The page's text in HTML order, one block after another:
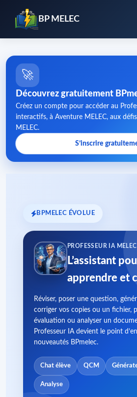
BP MELEC
🚀
Découvrez gratuitement
Créez un compte pour accéder au
interactifs, à Aventure MELEC, aux
MELEC.
S’inscrire
BPMELEC ÉVOLUE
PROFESSEUR IA MELEC
L’assistant
apprendre et
Réviser, poser une question,
corriger vos copies ou un fichier,
évaluation ou analyser un
Professeur IA devient le point
nouveautés BPmelec.
Chat élève QCM
Analyse